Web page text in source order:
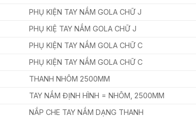
PHỤ KIỆN TAY NẮM GOLA CHỮ J
PHỤ KIỆ TAY NẮM GOLA CHỮ J
PHỤ KIỆN TAY NẮM GOLA CHỮ C
PHỤ KIỆN TAY NẮM GOLA CHỮ C
THANH NHÔM 2500MM
TAY NẮM ĐỊNH HÌNH = NHÔM, 2500MM
NẮP CHE TAY NẮM DẠNG THANH